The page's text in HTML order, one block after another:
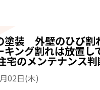
塗装 外壁のひび割
キング割れは放置し
宅のメンテナンス
02日(木)